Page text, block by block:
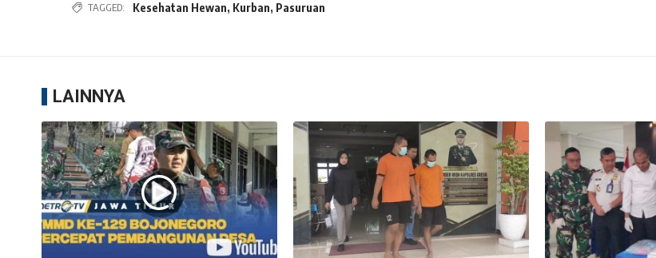
TAGGED: Kesehatan Hewan, Kurban, Pasuruan
LAINNYA